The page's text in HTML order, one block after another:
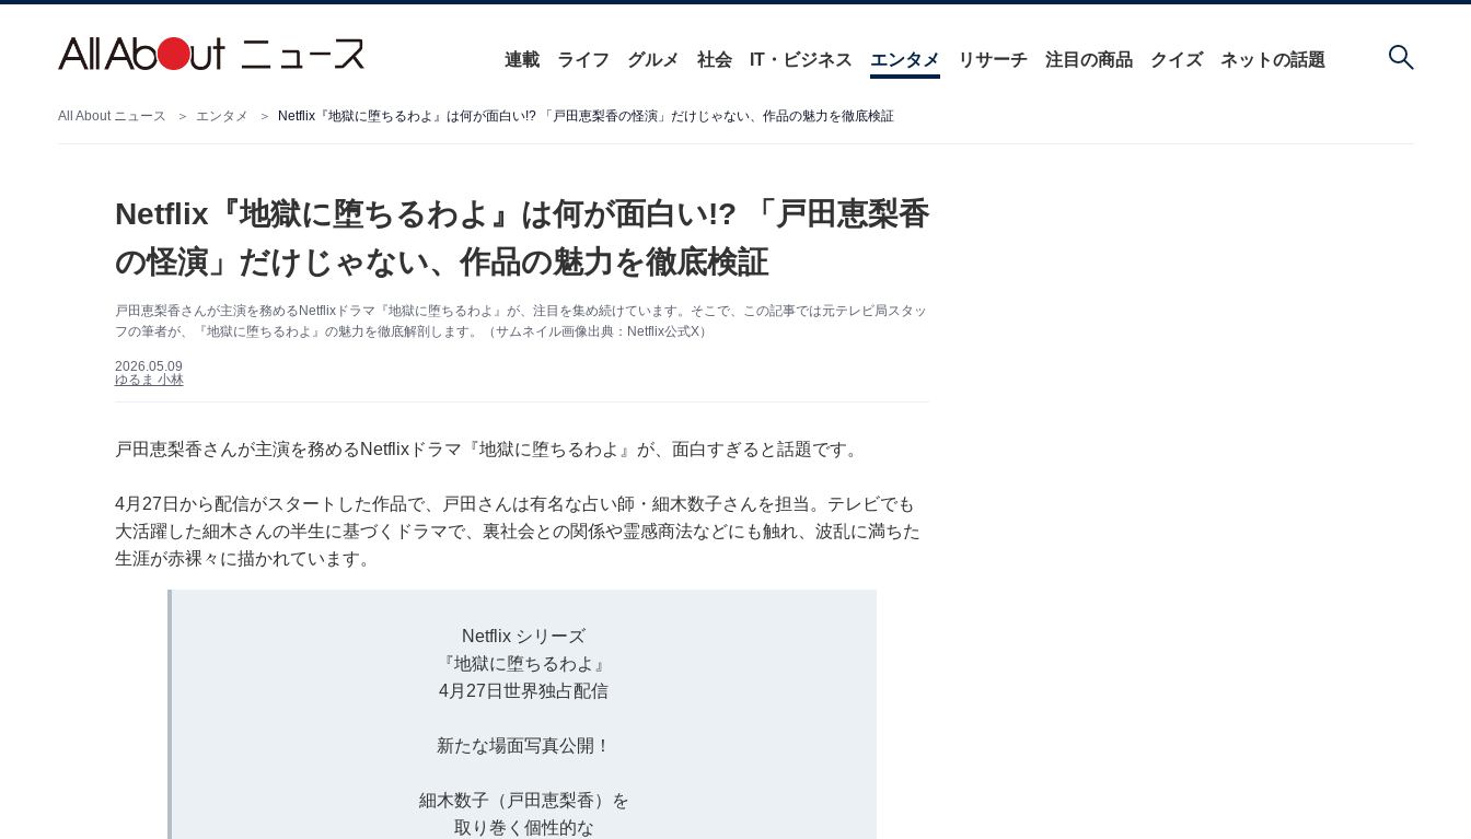
連載 ライフ グルメ 社会 IT・ビジネス エンタメ リサーチ 注目の商品 クイズ ネットの話題
All About ニュース エンタメ Netflix『地獄に堕ちるわよ』は何が面白い!? 「戸田恵梨香の怪演」だけじゃない、作品の魅力を徹底検証
Netflix『地獄に堕ちるわよ』は何が面白い!? 「戸田恵梨香
の怪演」だけじゃない、作品の魅力を徹底検証
戸田恵梨香さんが主演を務めるNetflixドラマ『地獄に堕ちるわよ』が、注目を集め続けています。そこで、この記事では元テレビ局スタッ
フの筆者が、『地獄に堕ちるわよ』の魅力を徹底解剖します。（サムネイル画像出典：Netflix公式X）
2026.05.09
ゆるま 小林
戸田恵梨香さんが主演を務めるNetflixドラマ『地獄に堕ちるわよ』が、面白すぎると話題です。
4月27日から配信がスタートした作品で、戸田さんは有名な占い師・細木数子さんを担当。テレビでも
大活躍した細木さんの半生に基づくドラマで、裏社会との関係や霊感商法などにも触れ、波乱に満ちた
生涯が赤裸々に描かれています。
Netflix シリーズ
『地獄に堕ちるわよ』
4月27日世界独占配信
新たな場面写真公開！
細木数子（戸田恵梨香）を
取り巻く個性的な